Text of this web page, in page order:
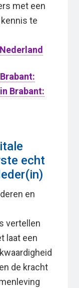
met een
te
Brabant:
echt
en
vertellen
laat een
de kracht